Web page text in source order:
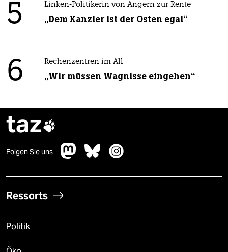
5 Linken-Politikerin von Angern zur Rente
„Dem Kanzler ist der Osten egal“
6 Rechenzentren im All
„Wir müssen Wagnisse eingehen“
taz
Folgen Sie uns
Ressorts
Politik